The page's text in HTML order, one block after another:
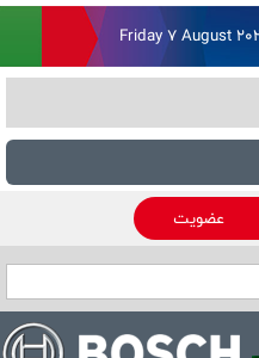
عضویت